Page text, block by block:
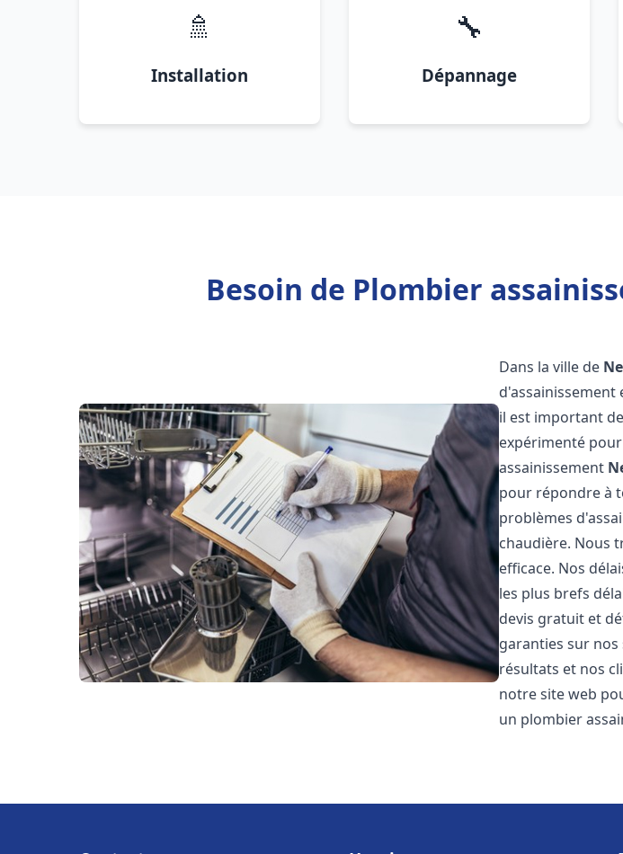
🚿
Installation
🔧
Dépannage
Besoin de Plombier
Dans la ville de
il est important
expérimenté
assainissement
pour répondre à
problèmes
chaudière. Nous
efficace. Nos
les plus brefs
devis gratuit et
garanties sur
résultats et nos
notre site web
un plombier